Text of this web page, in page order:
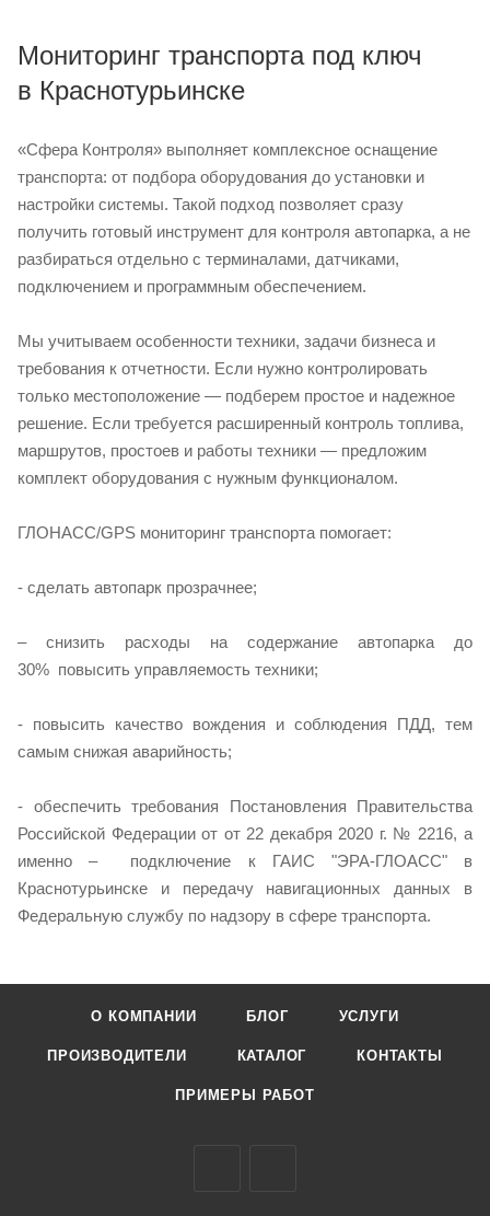
Мониторинг транспорта под ключ
в Краснотурьинске
«Сфера Контроля» выполняет комплексное оснащение
транспорта: от подбора оборудования до установки и
настройки системы. Такой подход позволяет сразу
получить готовый инструмент для контроля автопарка, а не
разбираться отдельно с терминалами, датчиками,
подключением и программным обеспечением.
Мы учитываем особенности техники, задачи бизнеса и
требования к отчетности. Если нужно контролировать
только местоположение — подберем простое и надежное
решение. Если требуется расширенный контроль топлива,
маршрутов, простоев и работы техники — предложим
комплект оборудования с нужным функционалом.
ГЛОНАСС/GPS мониторинг транспорта помогает:
- сделать автопарк прозрачнее;
– снизить расходы на содержание автопарка до
30% повысить управляемость техники;
- повысить качество вождения и соблюдения ПДД, тем
самым снижая аварийность;
- обеспечить требования Постановления Правительства
Российской Федерации от от 22 декабря 2020 г. № 2216, а
именно – подключение к ГАИС "ЭРА-ГЛОАСС" в
Краснотурьинске и передачу навигационных данных в
Федеральную службу по надзору в сфере транспорта.
О КОМПАНИИ БЛОГ УСЛУГИ
ПРОИЗВОДИТЕЛИ КАТАЛОГ КОНТАКТЫ
ПРИМЕРЫ РАБОТ